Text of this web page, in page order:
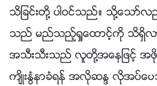
သိျခင္းတို႔ ပါဝင္သည္။ သို႔ေသ
သည္ မည္သည့္ရႈေထာင့္ကို သိရွိလာ
အသီးသီးသည္ လူတို႔အေနျဖင့္ အဖိုး
က်ိဳးႏြံနာခံရန္ အလိုဆႏၵ လိုအပ္ေ